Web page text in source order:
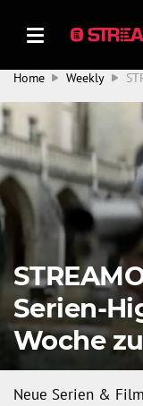
Home Weekly
Serien-
Woche
Neue Serien &